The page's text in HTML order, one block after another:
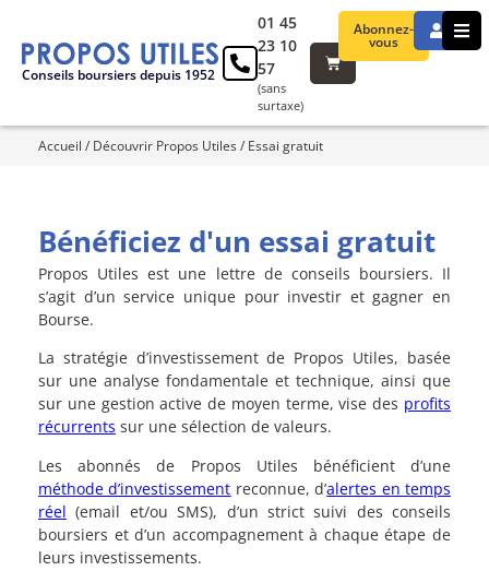
Conseils boursiers depuis 1952
Abonnez-
vous
01 45
23 10
57
(sans
surtaxe)
Accueil / Découvrir Propos Utiles/ Essai gratuit
Bénéficiez d'un essai gratuit
Propos Utiles est une lettre de conseils boursiers. Il
s’agit d’un service unique pour investir et gagner en
Bourse.
La stratégie d’investissement de Propos Utiles, basée
sur une analyse fondamentale et technique, ainsi que
sur une gestion active de moyen terme, vise des profits
récurrents sur une sélection de valeurs.
Les abonnés de Propos Utiles bénéficient d’une
méthode d’investissement reconnue, d’alertes en temps
réel (email et/ou SMS), d’un strict suivi des conseils
boursiers et d’un accompagnement à chaque étape de
leurs investissements.